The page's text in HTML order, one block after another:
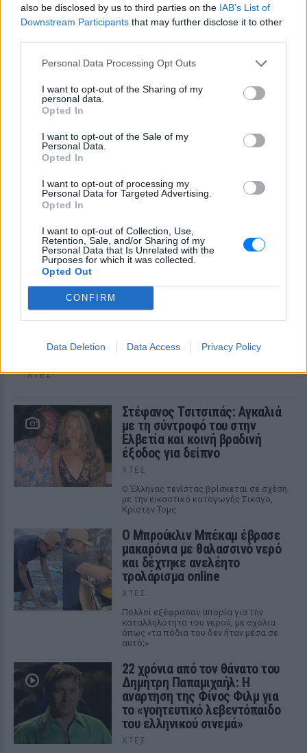
also be disclosed by us to third parties on the IAB’s List of
Downstream Participants that may further disclose it to other
Personal Data Processing Opt Outs
I want to opt-out of the Sharing of my
personal data.
Opted In
I want to opt-out of the Sale of my
Personal Data.
Opted In
I want to opt-out of processing my
Personal Data for Targeted Advertising.
Opted In
I want to opt-out of Collection, Use,
Retention, Sale, and/or Sharing of my
Personal Data that Is Unrelated with the
Purposes for which it was collected.
Opted Out
CONFIRM
Data Deletion Data Access Privacy Policy
ΧΤΕΣ
Οπαδός από κούνια κυριολεκτικά στον
ΟΦΗ
Διακοπές στη Μύκονο για τη
φωτογραφίες με μαγιό στην
Μέσα από ανάρτηση στο Instagram
H Ιωάννα Σιαμπάνη ανέβασε φωτογραφίες με
τους γιους της – Η στιγμή του θηλασμού και οι
μέρες χωρίς πρόγραμμα
Η πρώην παίκτρια του «My Style Rocks» και ο Τζίμης
Σταθοκωστόπουλος απέκτησαν πρόσφατα το δεύτερο
ΧΤΕΣ
Στέφανος Τσιτσιπάς: Αγκαλιά
με τη σύντροφό του στην
Ελβετία και κοινή βραδινή
έξοδος για δείπνο
ΧΤΕΣ
Ο Έλληνας τενίστας βρίσκεται σε σχέση
με την εικαστικό καταγωγής Σικάγο,
Κρίστεν Τομς
Ο Μπρούκλιν Μπέκαμ έβρασε
μακαρόνια με θαλασσινό νερό
και δέχτηκε ανελέητο
τρολάρισμα online
ΧΤΕΣ
Πολλοί εξέφρασαν απορία για την
καταλληλότητα του νερού, με σχόλια
όπως «τα πόδια του δεν ήταν μέσα σε
αυτό;»
22 χρόνια από τον θάνατο του
Δημήτρη Παπαμιχαήλ: Η
ανάρτηση της Φίνος Φιλμ για
το «γοητευτικό λεβεντόπαιδο
του ελληνικού σινεμά»
ΧΤΕΣ